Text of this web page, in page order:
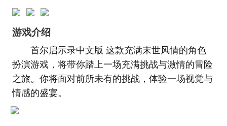
游戏介绍
首尔启示录中文版 这款充满末世风情的角色
扮演游戏，将带你踏上一场充满挑战与激情的冒险
之旅。你将面对前所未有的挑战，体验一场视觉与
情感的盛宴。